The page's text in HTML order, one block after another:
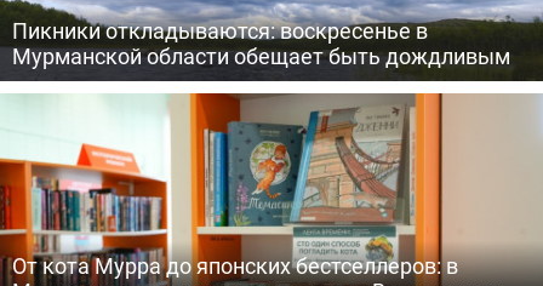
Пикники откладываются: воскресенье в
Мурманской области обещает быть дождливым
От кота Мурра до японских бестселлеров: в